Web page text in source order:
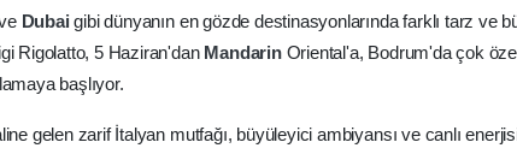
Dubaigibi dünyanın en gözde destinasyonlarında farklı tarz ve
Rigolatto, 5 Haziran'dan Mandarin Oriental'a, Bodrum'da çok
başlıyor.
gelen zarif İtalyan mutfağı, büyüleyici ambiyansı ve canlı